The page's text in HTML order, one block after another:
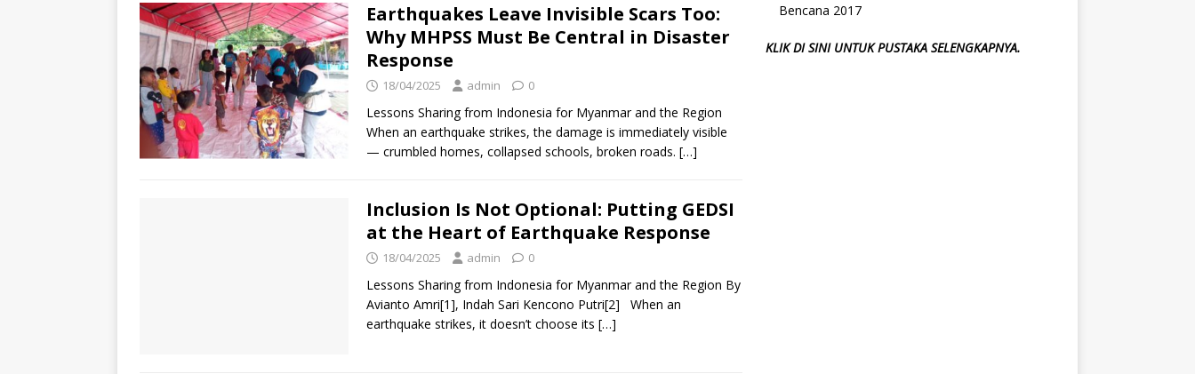
Earthquakes Leave Invisible Scars Too:
Why MHPSS Must Be Central in Disaster
Response
18/04/2025 admin 0
Lessons Sharing from Indonesia for Myanmar and the Region
When an earthquake strikes, the damage is immediately visible
— crumbled homes, collapsed schools, broken roads. […]
Inclusion Is Not Optional: Putting GEDSI
at the Heart of Earthquake Response
18/04/2025 admin 0
Lessons Sharing from Indonesia for Myanmar and the Region By
Avianto Amri[1], Indah Sari Kencono Putri[2] When an
earthquake strikes, it doesn’t choose its […]
Bencana 2017
KLIK DI SINI UNTUK PUSTAKA SELENGKAPNYA.